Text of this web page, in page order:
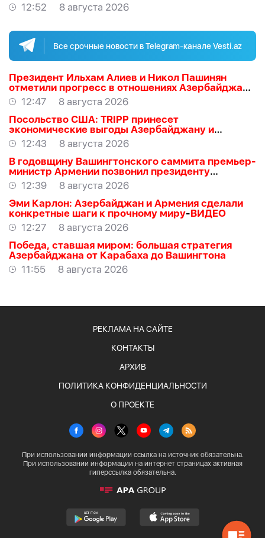
12:52
8 августа 2026
Все срочные новости в Telegram-канале Vesti.az
Президент Ильхам Алиев и Никол Пашинян
отметили прогресс в отношениях Азербайджана
и Армении
12:47
8 августа 2026
Посольство США: TRIPP принесет
экономические выгоды Азербайджану и
региону
12:43
8 августа 2026
В годовщину Вашингтонского саммита премьер-
министр Армении позвонил президенту
Азербайджана Ильхаму Алиеву
12:39
8 августа 2026
Эми Карлон: Азербайджан и Армения сделали
конкретные шаги к прочному миру-ВИДЕО
12:27
8 августа 2026
Победа, ставшая миром: большая стратегия
Азербайджана от Карабаха до Вашингтона
11:55
8 августа 2026
РЕКЛАМА НА САЙТЕ
КОНТАКТЫ
АРХИВ
ПОЛИТИКА КОНФИДЕНЦИАЛЬНОСТИ
О ПРОЕКТЕ
При использовании информации ссылка на источник обязательна.
При использовании информации на интернет страницах активная
гиперссылка обязательна.